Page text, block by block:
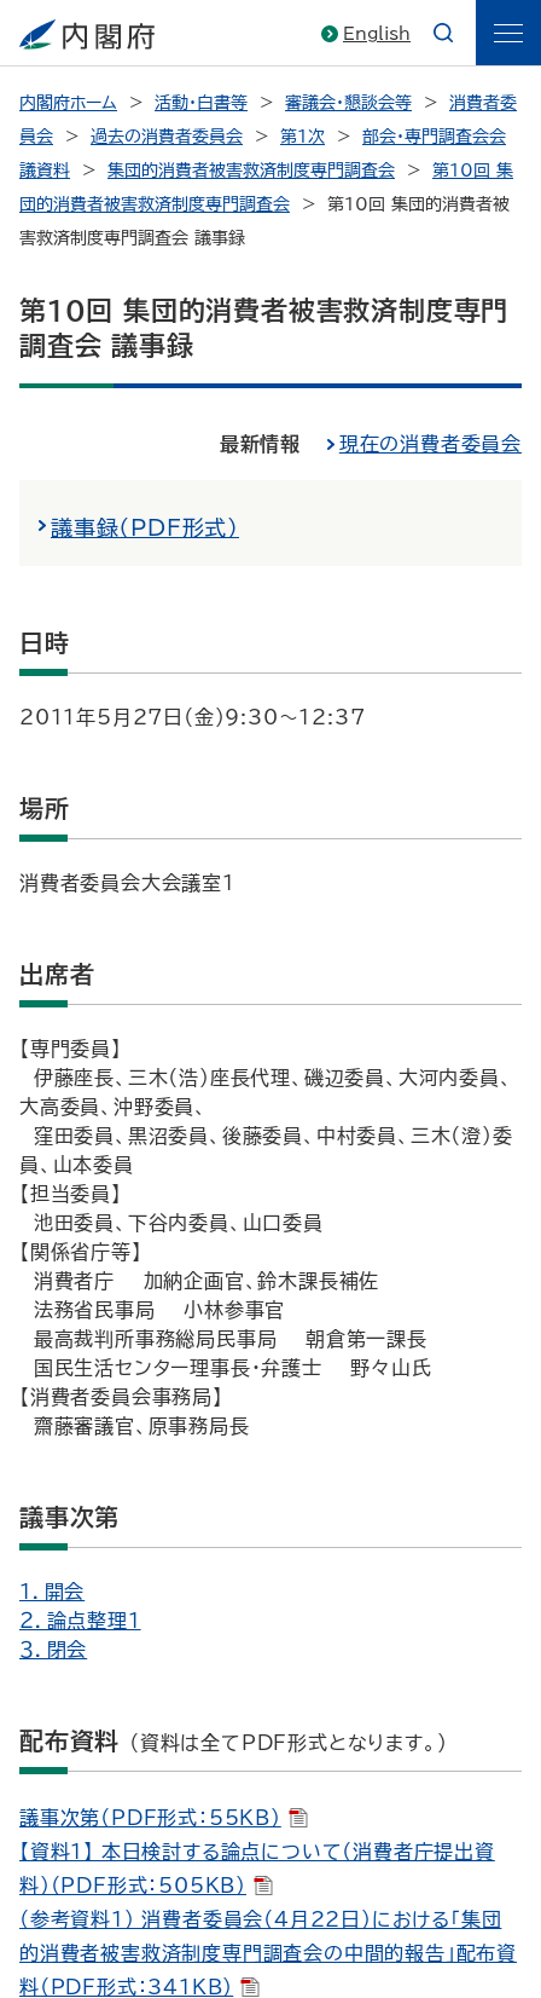
English
内閣府ホーム 活動・白書等 審議会・懇談会等
消費者委
員会
過去の消費者委員会 第1次
部会・専門調査会会
議資料
集団的消費者被害救済制度専門調査会
第10回 集
団的消費者被害救済制度専門調査会
第10回 集団的消費者被
害救済制度専門調査会 議事録
第10回 集団的消費者被害救済制度専門
調査会 議事録
最新情報 現在の消費者委員会
議事録（PDF形式）
日時
2011年5月27日（金）9:30～12:37
場所
消費者委員会大会議室１
出席者
【専門委員】
伊藤座長、三木（浩）座長代理、磯辺委員、大河内委員、
大高委員、沖野委員、
窪田委員、黒沼委員、後藤委員、中村委員、三木（澄）委
員、山本委員
【担当委員】
池田委員、下谷内委員、山口委員
【関係省庁等】
消費者庁 加納企画官、鈴木課長補佐
法務省民事局 小林参事官
最高裁判所事務総局民事局 朝倉第一課長
国民生活センター理事長・弁護士 野々山氏
【消費者委員会事務局】
齋藤審議官、原事務局長
議事次第
１．開会
２．論点整理１
３．閉会
配布資料 （資料は全てPDF形式となります。）
議事次第（PDF形式：55KB）
【資料１】 本日検討する論点について（消費者庁提出資
料）（PDF形式：505KB）
（参考資料１） 消費者委員会（４月22日）における「集団
的消費者被害救済制度専門調査会の中間的報告」配布資
料（PDF形式：341KB）